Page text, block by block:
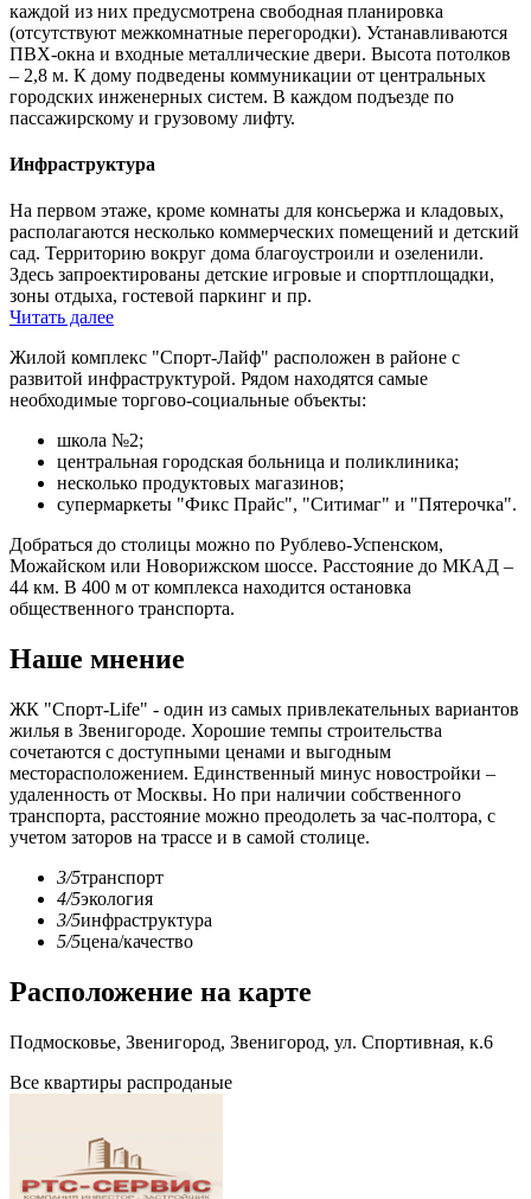
каждой из них предусмотрена свободная планировка
(отсутствуют межкомнатные перегородки). Устанавливаются
ПВХ-окна и входные металлические двери. Высота потолков
– 2,8 м. К дому подведены коммуникации от центральных
городских инженерных систем. В каждом подъезде по
пассажирскому и грузовому лифту.
Инфраструктура
На первом этаже, кроме комнаты для консьержа и кладовых,
располагаются несколько коммерческих помещений и детский
сад. Территорию вокруг дома благоустроили и озеленили.
Здесь запроектированы детские игровые и спортплощадки,
зоны отдыха, гостевой паркинг и пр.
Читать далее
Жилой комплекс "Спорт-Лайф" расположен в районе с
развитой инфраструктурой. Рядом находятся самые
необходимые торгово-социальные объекты:
школа №2;
центральная городская больница и поликлиника;
несколько продуктовых магазинов;
супермаркеты "Фикс Прайс", "Ситимаг" и "Пятерочка".
Добраться до столицы можно по Рублево-Успенском,
Можайском или Новорижском шоссе. Расстояние до МКАД –
44 км. В 400 м от комплекса находится остановка
общественного транспорта.
Наше мнение
ЖК "Спорт-Life" - один из самых привлекательных вариантов
жилья в Звенигороде. Хорошие темпы строительства
сочетаются с доступными ценами и выгодным
месторасположением. Единственный минус новостройки –
удаленность от Москвы. Но при наличии собственного
транспорта, расстояние можно преодолеть за час-полтора, с
учетом заторов на трассе и в самой столице.
3/5транспорт
4/5экология
3/5инфраструктура
5/5цена/качество
Расположение на карте
Подмосковье, Звенигород, Звенигород, ул. Спортивная, к.6
Все квартиры распроданые